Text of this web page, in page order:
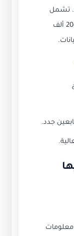
تشمل
الحزمة 500 لايك، 500 شير، 500 حفظ و20 ألف
جدد.